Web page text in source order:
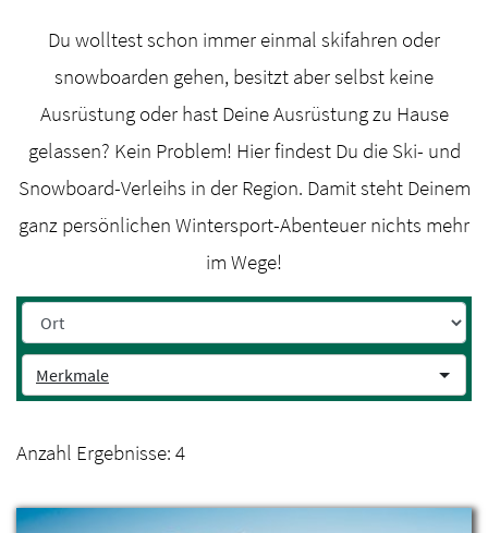
Du wolltest schon immer einmal skifahren oder
snowboarden gehen, besitzt aber selbst keine
Ausrüstung oder hast Deine Ausrüstung zu Hause
gelassen? Kein Problem! Hier findest Du die Ski- und
Snowboard-Verleihs in der Region. Damit steht Deinem
ganz persönlichen Wintersport-Abenteuer nichts mehr
im Wege!
Merkmale
Anzahl Ergebnisse: 4